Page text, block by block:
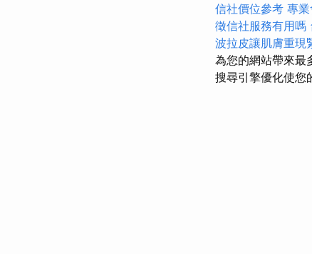
信社價位參考 專
徵信社服務有用嗎
波拉皮讓肌膚重現
為您的網站帶來最
搜尋引擎優化使您